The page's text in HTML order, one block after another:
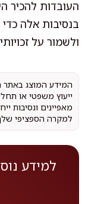
העובדות להכיר
בנסיבות אלה
ולשמור על
המידע המוצג באתר
ייעוץ משפטי או
מאפיינים ונסיבות
למקרה הספציפי
למידע